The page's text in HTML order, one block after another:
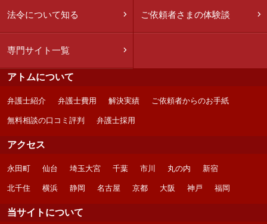
法令について知る ご依頼者さまの体験談
専門サイト一覧
アトムについて
弁護士紹介 弁護士費用 解決実績 ご依頼者からのお手紙
無料相談の口コミ評判 弁護士採用
アクセス
永田町 仙台 埼玉大宮 千葉 市川 丸の内 新宿
北千住 横浜 静岡 名古屋 京都 大阪 神戸 福岡
当サイトについて